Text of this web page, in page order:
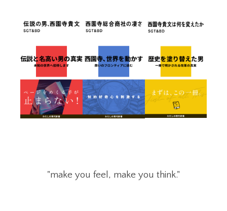
"make you feel, make you think."